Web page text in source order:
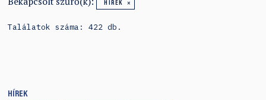
HÍREK
Találatok száma: 422 db.
HÍREK